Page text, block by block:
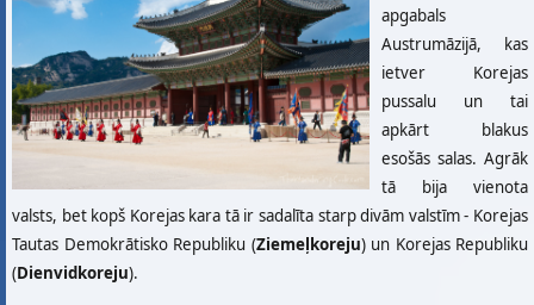
apgabals
Austrumāzijā, kas
ietver Korejas
pussalu un tai
apkārt blakus
esošās salas. Agrāk
tā bija vienota
valsts, bet kopš Korejas kara tā ir sadalīta starp divām valstīm - Korejas
Tautas Demokrātisko Republiku (Ziemeļkoreju) un Korejas Republiku
(Dienvidkoreju).